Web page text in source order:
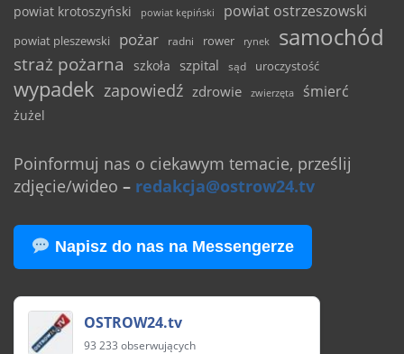
powiat krotoszyński powiat kępiński powiat ostrzeszowski
powiat pleszewski pożar radni rower rynek samochód
straż pożarna szkoła szpital sąd uroczystość
wypadek zapowiedź zdrowie zwierzęta śmierć
żużel
Poinformuj nas o ciekawym temacie, prześlij
zdjęcie/wideo – redakcja@ostrow24.tv
Napisz do nas na Messengerze
OSTROW24.tv
93 233 obserwujących